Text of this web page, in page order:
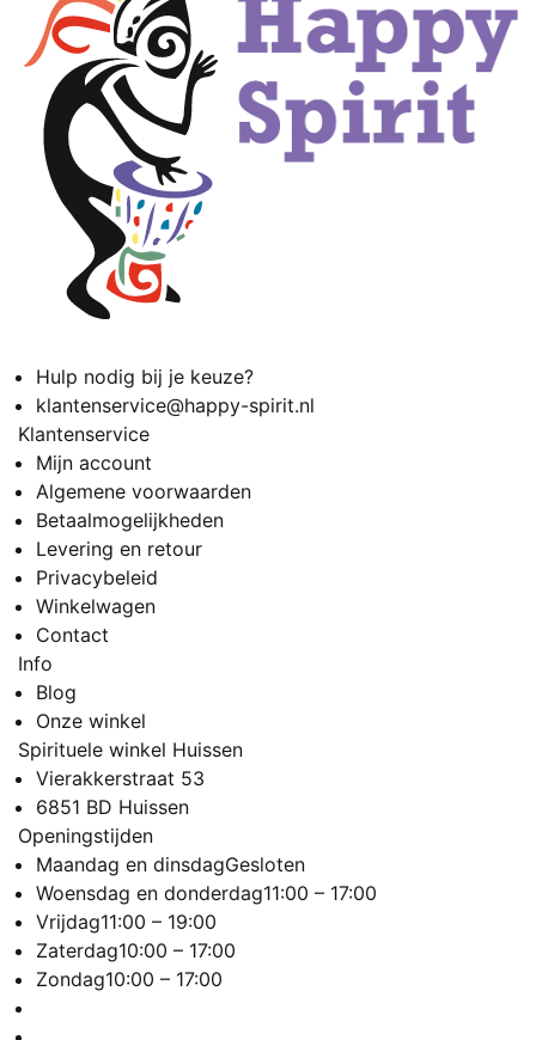
Hulp nodig bij je keuze?
klantenservice@happy-spirit.nl
Klantenservice
Mijn account
Algemene voorwaarden
Betaalmogelijkheden
Levering en retour
Privacybeleid
Winkelwagen
Contact
Info
Blog
Onze winkel
Spirituele winkel Huissen
Vierakkerstraat 53
6851 BD Huissen
Openingstijden
Maandag en dinsdagGesloten
Woensdag en donderdag11:00 – 17:00
Vrijdag11:00 – 19:00
Zaterdag10:00 – 17:00
Zondag10:00 – 17:00